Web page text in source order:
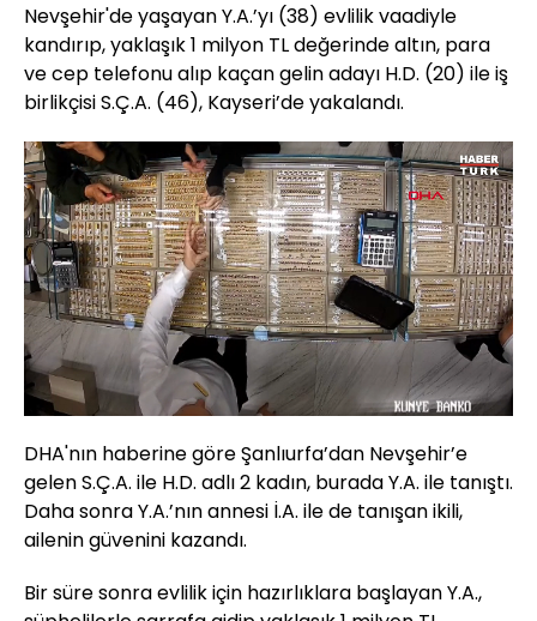
Nevşehir'de yaşayan Y.A.’yı (38) evlilik vaadiyle
kandırıp, yaklaşık 1 milyon TL değerinde altın, para
ve cep telefonu alıp kaçan gelin adayı H.D. (20) ile iş
birlikçisi S.Ç.A. (46), Kayseri’de yakalandı.
Sesi
Aç
Yüklendi:
22.93%
Oynatma
Hızı
DHA'nın haberine göre Şanlıurfa’dan Nevşehir’e
gelen S.Ç.A. ile H.D. adlı 2 kadın, burada Y.A. ile tanıştı.
Daha sonra Y.A.’nın annesi İ.A. ile de tanışan ikili,
ailenin güvenini kazandı.
Bir süre sonra evlilik için hazırlıklara başlayan Y.A.,